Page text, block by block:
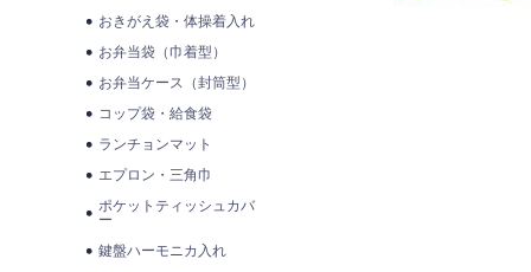
おきがえ袋・体操着入れ
お弁当袋（巾着型）
お弁当ケース（封筒型）
コップ袋・給食袋
ランチョンマット
エプロン・三角巾
ポケットティッシュカバ
ー
鍵盤ハーモニカ入れ